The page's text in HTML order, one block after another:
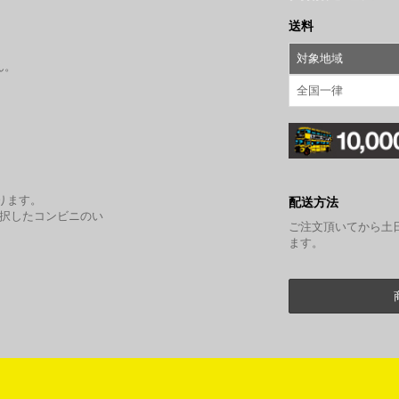
す。
したコンビニのい
送料
対象地域
全国一律
配送方法
ご注文頂いてから土
ます。